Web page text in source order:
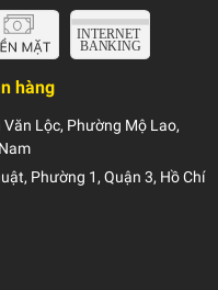
hàng
Lộc, Phường Mộ Lao,
Phường 1, Quận 3, Hồ Chí